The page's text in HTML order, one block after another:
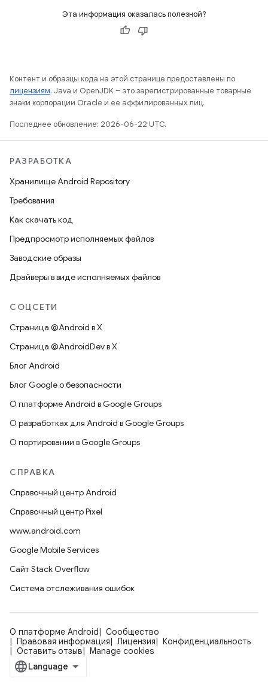
Эта информация оказалась полезной?
Контент и образцы кода на этой странице предоставлены по
лицензиям. Java и OpenJDK – это зарегистрированные товарные
знаки корпорации Oracle и ее аффилированных лиц.
Последнее обновление: 2026-06-22 UTC.
РАЗРАБОТКА
Хранилище Android Repository
Требования
Как скачать код
Предпросмотр исполняемых файлов
Заводские образы
Драйверы в виде исполняемых файлов
СОЦСЕТИ
Страница @Android в X
Страница @AndroidDev в X
Блог Android
Блог Google о безопасности
О платформе Android в Google Groups
О разработках для Android в Google Groups
О портировании в Google Groups
СПРАВКА
Справочный центр Android
Справочный центр Pixel
www.android.com
Google Mobile Services
Сайт Stack Overflow
Система отслеживания ошибок
О платформе Android
Сообщество
Правовая информация
Лицензия
Конфиденциальность
Оставить отзыв
Manage cookies